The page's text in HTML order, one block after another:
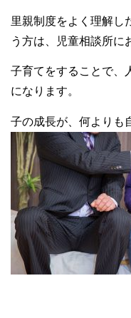
里親制度をよく理解し
う方は、児童相談所に
子育てをすることで、
になります。
子の成長が、何よりも